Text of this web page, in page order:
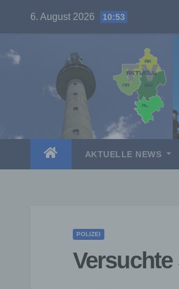
6. August 2026 10:53
AKTUELLE NEWS
POLIZEI